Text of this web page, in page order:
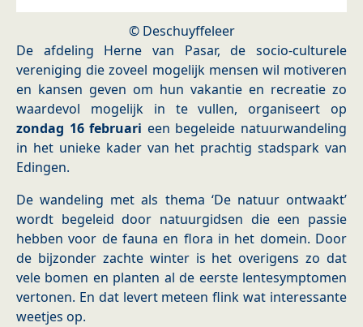
© Deschuyffeleer
De afdeling Herne van Pasar, de socio-culturele
vereniging die zoveel mogelijk mensen wil motiveren
en kansen geven om hun vakantie en recreatie zo
waardevol mogelijk in te vullen, organiseert op
zondag 16 februari een begeleide natuurwandeling
in het unieke kader van het prachtig stadspark van
Edingen.
De wandeling met als thema ‘De natuur ontwaakt’
wordt begeleid door natuurgidsen die een passie
hebben voor de fauna en flora in het domein. Door
de bijzonder zachte winter is het overigens zo dat
vele bomen en planten al de eerste lentesymptomen
vertonen. En dat levert meteen flink wat interessante
weetjes op.